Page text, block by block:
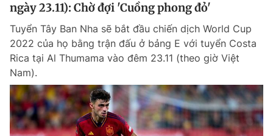
ngày 23.11): Chờ đợi 'Cuồng phong đỏ'
Tuyển Tây Ban Nha sẽ bắt đầu chiến dịch World Cup
2022 của họ bằng trận đấu ở bảng E với tuyển Costa
Rica tại Al Thumama vào đêm 23.11 (theo giờ Việt
Nam).